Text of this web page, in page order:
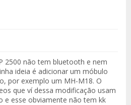
2500 não tem bluetooth e nem
ideia é adicionar um móbulo
por exemplo um MH-M18. O
que ví dessa modificação usam
e esse obviamente não tem kk